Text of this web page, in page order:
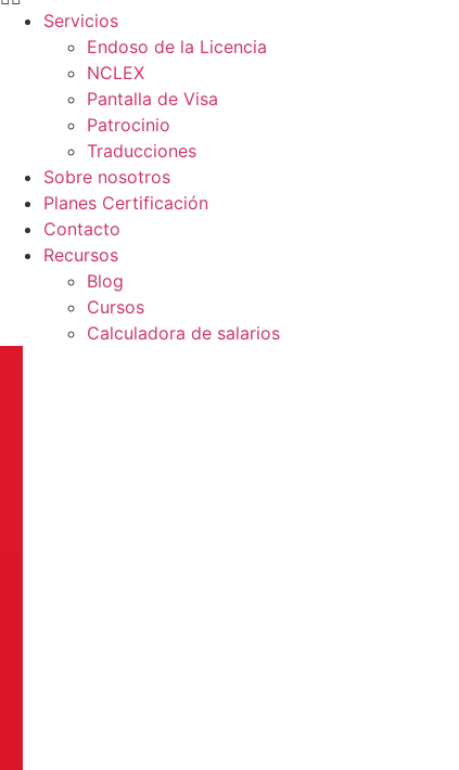
Servicios
Endoso de la Licencia
NCLEX
Pantalla de Visa
Patrocinio
Traducciones
Sobre nosotros
Planes Certificación
Contacto
Recursos
Blog
Cursos
Calculadora de salarios